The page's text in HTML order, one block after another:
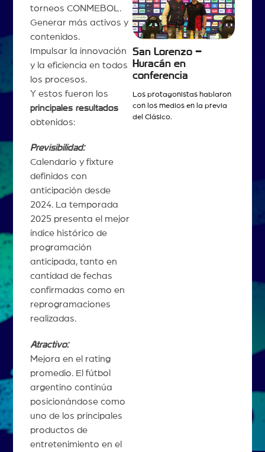
torneos CONMEBOL.
Generar más activos y
contenidos.
Impulsar la innovación
y la eficiencia en todos
los procesos.
Y estos fueron los
principales resultados
obtenidos:
Previsibilidad:
Calendario y fixture
definidos con
anticipación desde
2024. La temporada
2025 presenta el mejor
índice histórico de
programación
anticipada, tanto en
cantidad de fechas
confirmadas como en
reprogramaciones
realizadas.
Atractivo:
Mejora en el rating
promedio. El fútbol
argentino continúa
posicionándose como
uno de los principales
productos de
entretenimiento en el
San Lorenzo –
Huracán en
conferencia
Los protagonistas hablaron
con los medios en la previa
del Clásico.